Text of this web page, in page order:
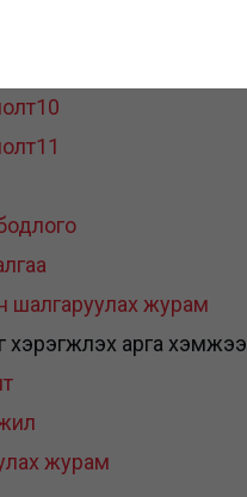
шалгаруулах журам
арга хэмжээ
журам